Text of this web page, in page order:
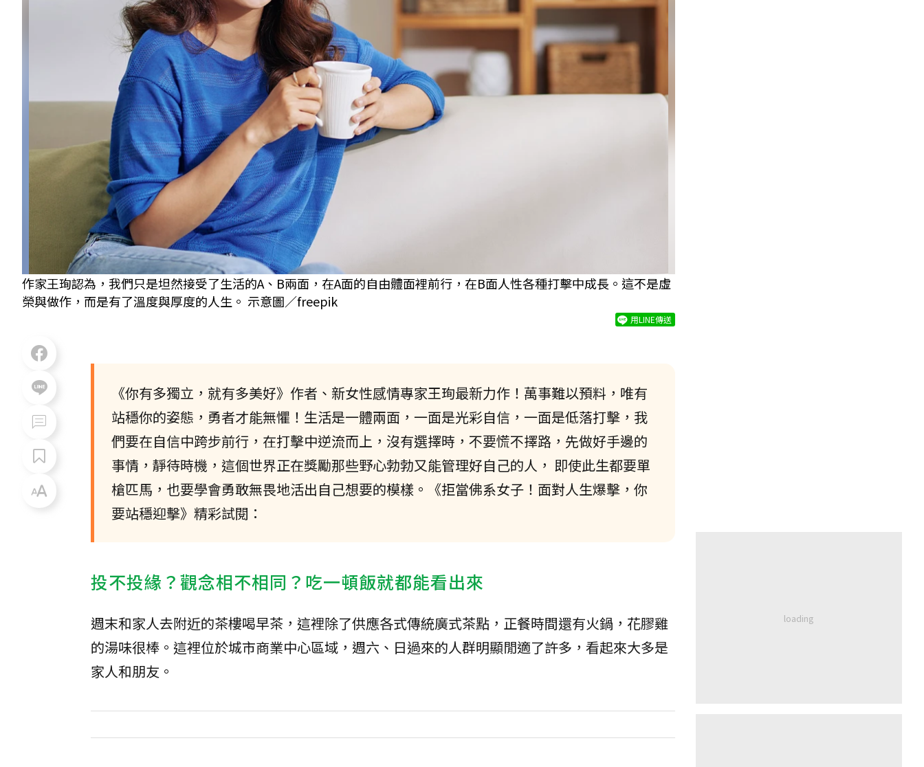
作家王珣認為，我們只是坦然接受了生活的A、B兩面，在A面的自由體面裡前行，在B面人性各種打擊中成長。這不是虛
榮與做作，而是有了溫度與厚度的人生。 示意圖／freepik
用LINE傳送
《你有多獨立，就有多美好》作者、新女性感情專家王珣最新力作！萬事難以預料，唯有
站穩你的姿態，勇者才能無懼！生活是一體兩面，一面是光彩自信，一面是低落打擊，我
們要在自信中跨步前行，在打擊中逆流而上，沒有選擇時，不要慌不擇路，先做好手邊的
事情，靜待時機，這個世界正在獎勵那些野心勃勃又能管理好自己的人， 即使此生都要單
槍匹馬，也要學會勇敢無畏地活出自己想要的模樣。《拒當佛系女子！面對人生爆擊，你
要站穩迎擊》精彩試閱：
投不投緣？觀念相不相同？吃一頓飯就都能看出來
週末和家人去附近的茶樓喝早茶，這裡除了供應各式傳統廣式茶點，正餐時間還有火鍋，花膠雞
的湯味很棒。這裡位於城市商業中心區域，週六、日過來的人群明顯閒適了許多，看起來大多是
家人和朋友。